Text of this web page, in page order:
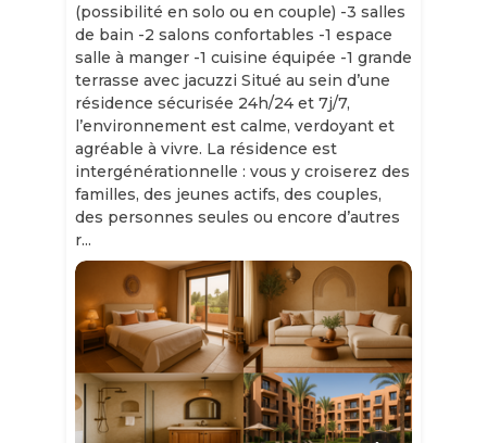
(possibilité en solo ou en couple) -3 salles
de bain -2 salons confortables -1 espace
salle à manger -1 cuisine équipée -1 grande
terrasse avec jacuzzi Situé au sein d’une
résidence sécurisée 24h/24 et 7j/7,
l’environnement est calme, verdoyant et
agréable à vivre. La résidence est
intergénérationnelle : vous y croiserez des
familles, des jeunes actifs, des couples,
des personnes seules ou encore d’autres
r...
Slide 1 of 11